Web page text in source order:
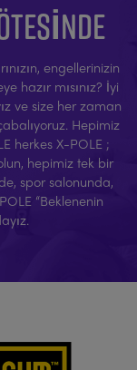
engellerinizin
hazır mısınız? İyi
ve size her zaman
Hepimiz
herkes X-POLE ;
hepimiz tek bir
spor salonunda,
“Beklenenin